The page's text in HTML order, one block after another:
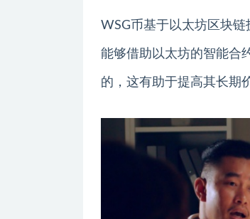
WSG币基于以太坊区块
能够借助以太坊的智能合
的，这有助于提高其长期